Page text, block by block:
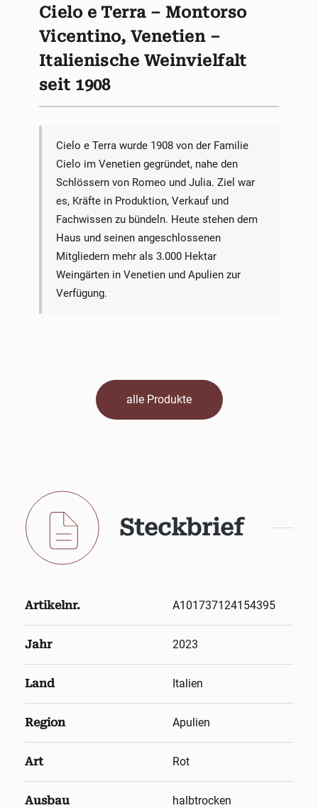
Cielo e Terra – Montorso
Vicentino, Venetien –
Italienische Weinvielfalt
seit 1908
Cielo e Terra wurde 1908 von der Familie
Cielo im Venetien gegründet, nahe den
Schlössern von Romeo und Julia. Ziel war
es, Kräfte in Produktion, Verkauf und
Fachwissen zu bündeln. Heute stehen dem
Haus und seinen angeschlossenen
Mitgliedern mehr als 3.000 Hektar
Weingärten in Venetien und Apulien zur
Verfügung.
alle Produkte
Steckbrief
Artikelnr. A101737124154395
Jahr 2023
Land Italien
Region Apulien
Art Rot
Ausbau halbtrocken